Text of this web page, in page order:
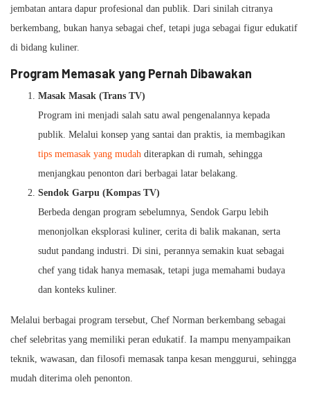
jembatan antara dapur profesional dan publik. Dari sinilah citranya
berkembang, bukan hanya sebagai chef, tetapi juga sebagai figur edukatif
di bidang kuliner.
Program Memasak yang Pernah Dibawakan
Masak Masak (Trans TV)
Program ini menjadi salah satu awal pengenalannya kepada
publik. Melalui konsep yang santai dan praktis, ia membagikan
tips memasak yang mudah diterapkan di rumah, sehingga
menjangkau penonton dari berbagai latar belakang.
Sendok Garpu (Kompas TV)
Berbeda dengan program sebelumnya, Sendok Garpu lebih
menonjolkan eksplorasi kuliner, cerita di balik makanan, serta
sudut pandang industri. Di sini, perannya semakin kuat sebagai
chef yang tidak hanya memasak, tetapi juga memahami budaya
dan konteks kuliner.
Melalui berbagai program tersebut, Chef Norman berkembang sebagai
chef selebritas yang memiliki peran edukatif. Ia mampu menyampaikan
teknik, wawasan, dan filosofi memasak tanpa kesan menggurui, sehingga
mudah diterima oleh penonton.